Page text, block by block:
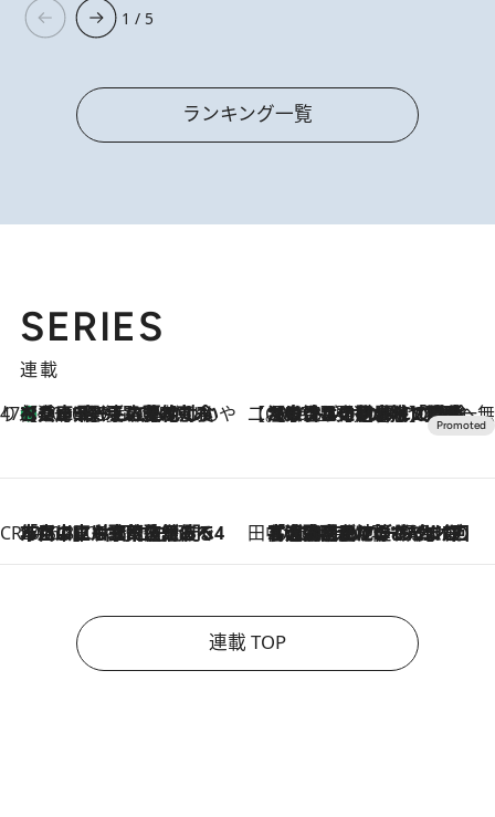
1 / 5
ランキング一覧
SERIES
連載
47都道府県の手みやげ ひんやりスイーツで夏を満喫
2026.8.8
【兵庫県】この夏絶対食べたい 冷やしておいしいおやつ3選 淡路島の恵みをジェラートに集約 【CREA×星野リゾート】唯一無二。癒しと発見が待つ場所へ
2026.8.7
【トンボの足水浴】ヒノキの香りに包まれて涼感マックス！約13℃の湧水かけ流しを避暑地「星野温泉 トンボの湯」で体験
CREA'S CHOICE
2026.8.7
「立川にも歌舞伎があるんだよ」 片岡仁左衛門・市川中車ら豪華座組みで4年目の立川立飛歌舞伎へ 田中稲の勝手に再ブーム
2026.8.7
「湘南乃風に憧れて」観客大盛上がりの“タオル回し”に、ラッパー顔負けの高速歌唱まで…さだまさし（74）のアグレッシブすぎる現在地
連載 TOP